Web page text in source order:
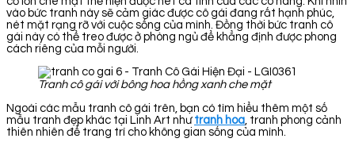
vào bức tranh này sẽ cảm giác được cô gái đang rất hạnh phúc,
nét mặt rạng rỡ với cuộc sống của mình. Đồng thời bức tranh cô
gái này có thể treo được ở phòng ngủ để khẳng định được phong
cách riêng của mỗi người.
Tranh cô gái với bông hoa hồng xanh che mặt
Ngoài các mẫu tranh cô gái trên, bạn có tìm hiểu thêm một số
mẫu tranh đẹp khác tại Linh Art như tranh hoa, tranh phong cảnh
thiên nhiên để trang trí cho không gian sống của mình.